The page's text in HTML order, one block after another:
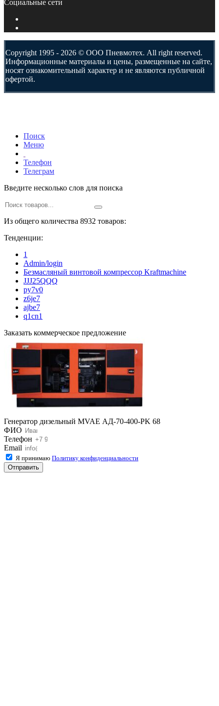
Социальные сети
Copyright 1995 - 2026 © ООО Пневмотех. All right reserved.
Информационные материалы и цены, размещенные на сайте,
носят ознакомительный характер и не являются публичной
офертой.
Поиск
Меню
Телефон
Телеграм
Введите несколько слов для поиска
Из общего количества 8932 товаров:
Тенденции:
1
Admin/login
Безмасляный винтовой компрессор Kraftmaсhine
JJJ25QQQ
py7v0
z6je7
ajbe7
q1cn1
Заказать коммерческое предложение
Генератор дизельный MVAE АД-70-400-PK 68
ФИО
Телефон
Email
Я принимаю Политику конфиденциальности
Отправить